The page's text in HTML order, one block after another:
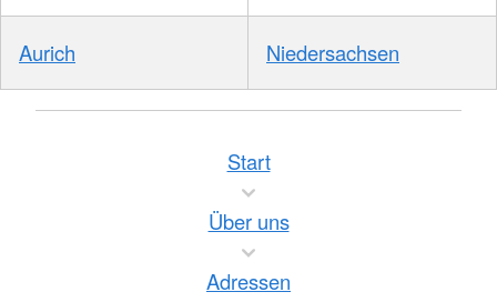
Aurich Niedersachsen
Start
Über uns
Adressen